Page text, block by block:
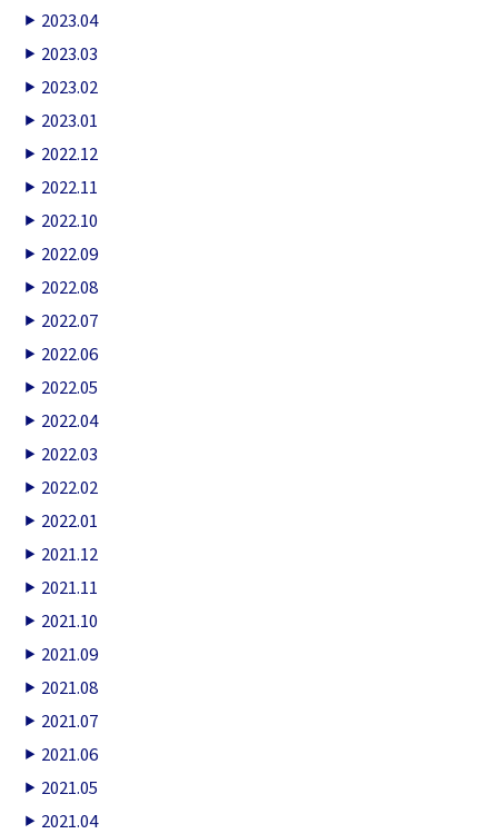
2023.04
2023.03
2023.02
2023.01
2022.12
2022.11
2022.10
2022.09
2022.08
2022.07
2022.06
2022.05
2022.04
2022.03
2022.02
2022.01
2021.12
2021.11
2021.10
2021.09
2021.08
2021.07
2021.06
2021.05
2021.04